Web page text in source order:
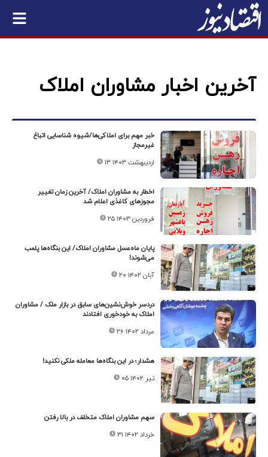
آخرین اخبار مشاوران املاک
خبر مهم برای املاکی‌ها/شیوه شناسایی اتباغ
غیرمجاز
۱۳ اردیبهشت ۱۴۰۳
اخطار به مشاوران املاک/ آخرین زمان تغییر
مجوزهای کاغذی اعلام شد
۲۵ فروردین ۱۴۰۳
پایان ماه‌عسل مشاوران املاک/ این بنگاه‌ها پلمب
می‌شوند!
۲۰ آبان ۱۴۰۲
دردسر خوش‌نشین‌های سابق در بازار ملک / مشاوران
املاک به خودخوری افتادند
۲۶ مرداد ۱۴۰۲
هشدار؛ در این بنگاه‌ها معامله ملکی نکنید!
۰۵ تیر ۱۴۰۲
سهم مشاوران املاک متخلف در بالا رفتن
۳۱ خرداد ۱۴۰۲